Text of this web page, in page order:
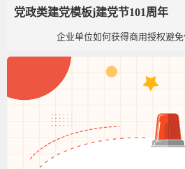
党政类建党模板j建党节101周年
企业单位如何获得商用授权避免